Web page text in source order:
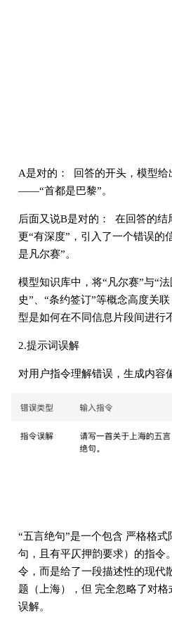
A是对的： 回答的开头，模型给
——“首都是巴黎”。
后面又说B是对的： 在回答的结
更“有深度”，引入了一个错误的
是凡尔赛”。
模型知识库中，将“凡尔赛”与“
史”、“条约签订”等概念高度关
型是如何在不同信息片段间进行
2.提示词误解
对用户指令理解错误，生成内容
“五言绝句”是一个包含 严格格
句，且有平仄押韵要求）的指令
令，而是给了一段描述性的现代
题（上海），但 完全忽略了对
误解。